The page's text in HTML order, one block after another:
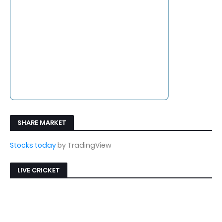
SHARE MARKET
Stocks todayby TradingView
LIVE CRICKET